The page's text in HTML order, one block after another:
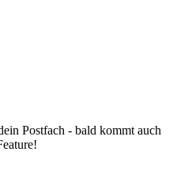
Postfach - bald kommt auch